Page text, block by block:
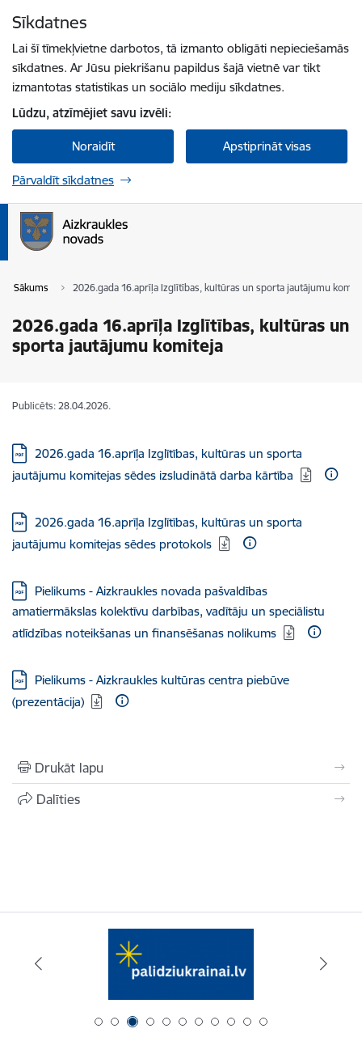
Sīkdatnes
Lai šī tīmekļvietne darbotos, tā izmanto obligāti nepieciešamās
sīkdatnes. Ar Jūsu piekrišanu papildus šajā vietnē var tikt
izmantotas statistikas un sociālo mediju sīkdatnes.
Lūdzu, atzīmējiet savu izvēli:
Noraidīt Apstiprināt visas
Pārvaldīt sīkdatnes
Sākums 2026.gada 16.aprīļa Izglītības, kultūras un sporta jautājumu
2026.gada 16.aprīļa Izglītības, kultūras un
sporta jautājumu komiteja
Publicēts: 28.04.2026.
Lejupielādēt:
2026.gada 16.aprīļa Izglītības, kultūras un sporta
jautājumu komitejas sēdes izsludinātā darba kārtība
Lejupielādēt:
2026.gada 16.aprīļa Izglītības, kultūras un sporta
jautājumu komitejas sēdes protokols
Lejupielādēt:
Pielikums - Aizkraukles novada pašvaldības
amatiermākslas kolektīvu darbības, vadītāju un speciālistu
atlīdzības noteikšanas un finansēšanas nolikums
Lejupielādēt:
Pielikums - Aizkraukles kultūras centra piebūve
(prezentācija)
Drukāt lapu
Dalīties